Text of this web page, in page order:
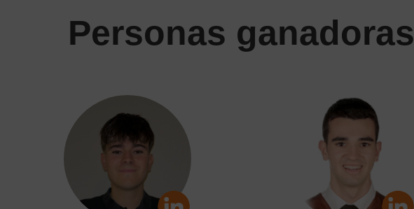
Personas ganadoras